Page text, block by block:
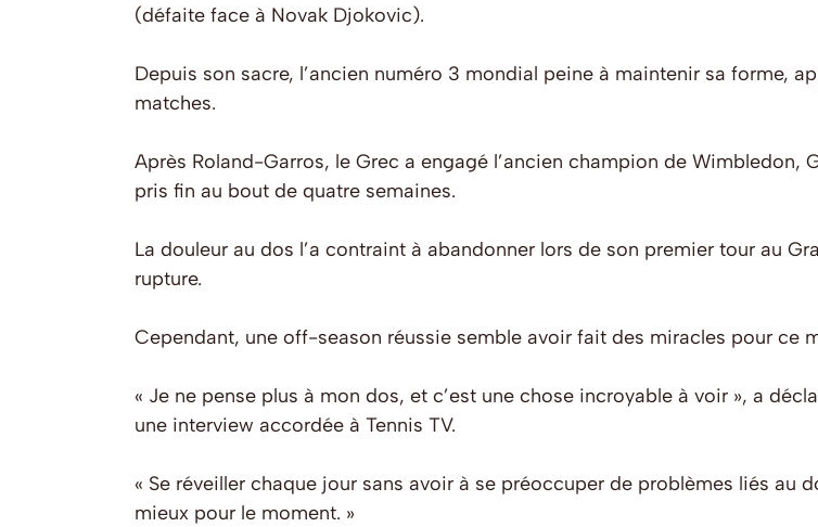
(défaite face à Novak Djokovic).
Depuis son sacre, l’ancien numéro 3 mondial peine à maintenir sa forme,
matches.
Après Roland-Garros, le Grec a engagé l’ancien champion de Wimbledon,
pris fin au bout de quatre semaines.
La douleur au dos l’a contraint à abandonner lors de son premier tour au
rupture.
Cependant, une off-season réussie semble avoir fait des miracles pour ce
« Je ne pense plus à mon dos, et c’est une chose incroyable à voir », a
une interview accordée à Tennis TV.
« Se réveiller chaque jour sans avoir à se préoccuper de problèmes liés au
mieux pour le moment. »